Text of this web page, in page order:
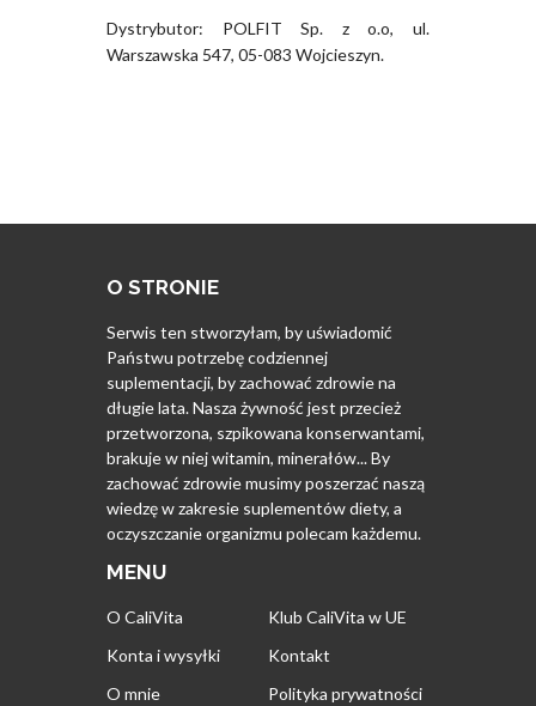
Dystrybutor: POLFIT Sp. z o.o, ul.
Warszawska 547, 05-083 Wojcieszyn.
O STRONIE
Serwis ten stworzyłam, by uświadomić
Państwu potrzebę codziennej
suplementacji, by zachować zdrowie na
długie lata. Nasza żywność jest przecież
przetworzona, szpikowana konserwantami,
brakuje w niej witamin, minerałów... By
zachować zdrowie musimy poszerzać naszą
wiedzę w zakresie suplementów diety, a
oczyszczanie organizmu polecam każdemu.
MENU
O CaliVita
Klub CaliVita w UE
Konta i wysyłki
Kontakt
O mnie
Polityka prywatności